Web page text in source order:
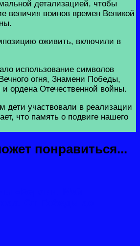
детализацией, чтобы
величия воинов времен Великой
оживить, включили в
использование символов
огня, Знамени Победы,
и ордена Отечественной войны.
дети участвовали в реализации
что память о подвиге нашего
понравиться...